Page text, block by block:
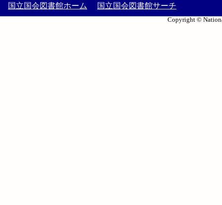
国立国会図書館ホーム 国立国会図書館サーチ
Copyright ©